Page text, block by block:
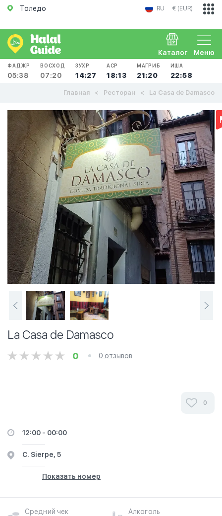
Толедо RU € (EUR)
Меню
Каталог
ФАДЖР
05:38
ВОСХОД
07:20
ЗУХР
14:27
АСР
18:13
МАГРИБ
21:20
ИША
22:58
Главная Ресторан La Casa de Damasco
La Casa de Damasco
0 0 отзывов
0
12:00 - 00:00
C. Sierpe, 5
Показать номер
Средний чек
Алкоголь